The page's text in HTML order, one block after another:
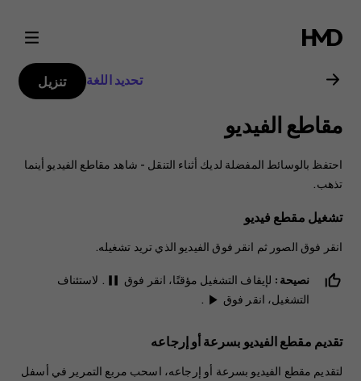
دليل
مستخدم
هاتف
Nokia
2.1
تحديد اللغة تنزيل
مقاطع الفيديو
احتفظ بالوسائط المفضلة لديك أثناء التنقل - شاهد مقاطع الفيديو أينما
تذهب.
تشغيل مقطع فيديو
انقر فوق الصور ثم انقر فوق الفيديو الذي تريد تشغيله.
نصيحة: لإيقاف التشغيل مؤقتًا، انقر فوق pause . لاستئناف
التشغيل، انقر فوق play_arrow
.
تقديم مقطع الفيديو بسرعة أو إرجاعه
لتقديم مقطع الفيديو بسرعة أو إرجاعه، اسحب مربع التمرير في أسفل